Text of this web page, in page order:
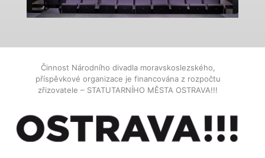
Činnost Národního divadla moravskoslezského,
příspěvkové organizace je financována z rozpočtu
zřizovatele – STATUTARNÍHO MĚSTA OSTRAVA!!!